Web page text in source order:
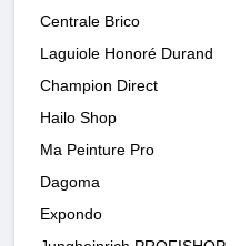
Centrale Brico
Laguiole Honoré Durand
Champion Direct
Hailo Shop
Ma Peinture Pro
Dagoma
Expondo